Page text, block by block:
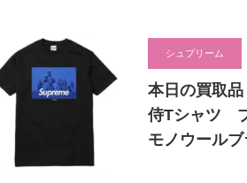
シュプリーム
本日の買取
侍Tシャツ
モノウール